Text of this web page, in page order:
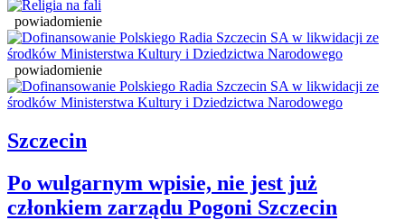
powiadomienie
powiadomienie
Szczecin
Po wulgarnym wpisie, nie jest już
członkiem zarządu Pogoni Szczecin